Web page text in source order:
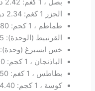
بصل ، 1 كغم: 2.42 دولار
الجزر 1 كغم: 2.34 دولار
طماطم ، 1 كجم: 7.80 دولارًا
القرنبيط (الوحدة): 5 دولارات
خس ايسبرغ (وحدة): 3 دولارات
الباذنجان ، 1 كجم: 5.50 دولارًا – 8 دولارات
بطاطس ، 1 كغم: 2.50 دولار
كوسة ، 1 كجم: 4.40 دولارًا